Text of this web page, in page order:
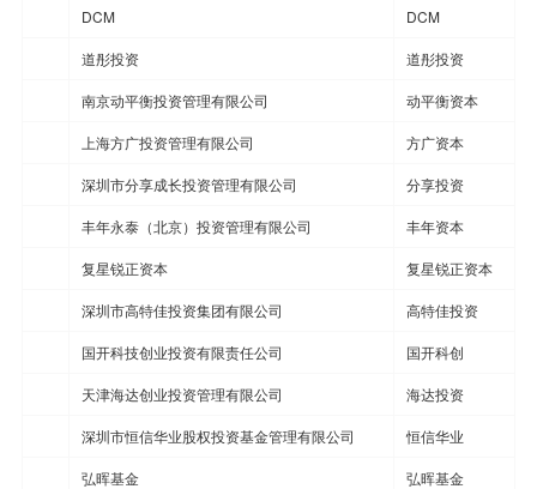
DCM DCM
道彤投资 道彤投资
南京动平衡投资管理有限公司 动平衡资本
上海方广投资管理有限公司 方广资本
深圳市分享成长投资管理有限公司 分享投资
丰年永泰（北京）投资管理有限公司 丰年资本
复星锐正资本 复星锐正资本
深圳市高特佳投资集团有限公司 高特佳投资
国开科技创业投资有限责任公司 国开科创
天津海达创业投资管理有限公司 海达投资
深圳市恒信华业股权投资基金管理有限公司 恒信华业
弘晖基金 弘晖基金